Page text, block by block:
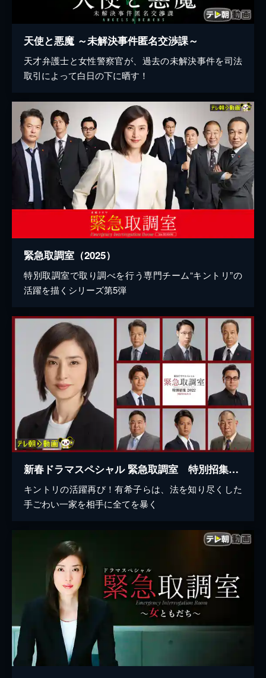
天使と悪魔 ～未解決事件匿名交渉課～
天才弁護士と女性警察官が、過去の未解決事件を司法
取引によって白日の下に晒す！
緊急取調室（2025）
特別取調室で取り調べを行う専門チーム“キントリ”の
活躍を描くシリーズ第5弾
新春ドラマスペシャル 緊急取調室 特別招集2022～8億円のお年玉～
キントリの活躍再び！有希子らは、法を知り尽くした
手ごわい一家を相手に全てを暴く